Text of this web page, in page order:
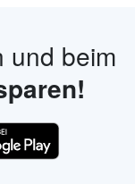
und beim